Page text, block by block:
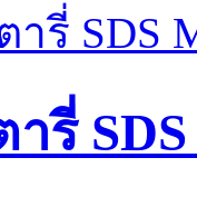
รี่ SDS
รี่ SDS